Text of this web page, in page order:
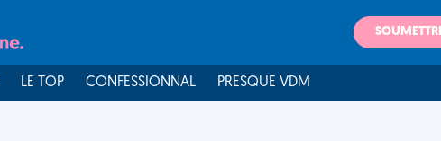
LE TOP CONFESSIONNAL PRESQUE VDM